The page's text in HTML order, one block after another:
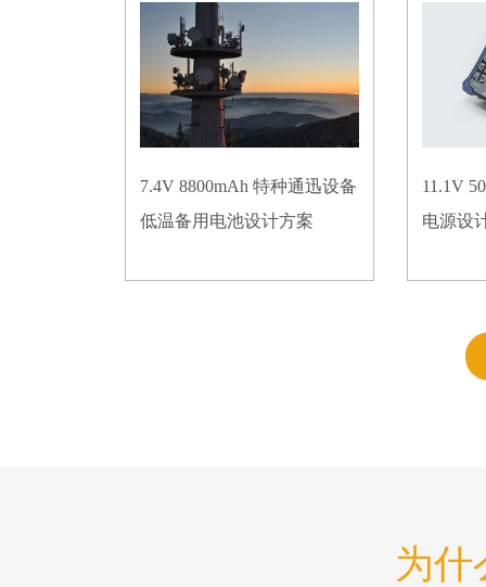
7.4V 8800mAh 特种通迅设备
低温备用电池设计方案
11.1V
电源设
为什